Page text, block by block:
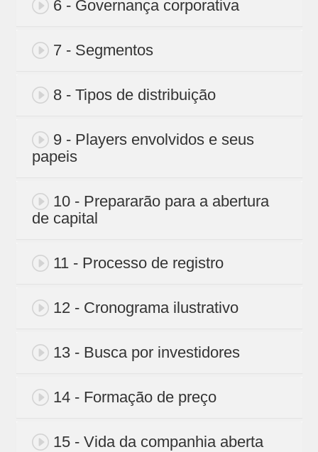
6 - Governança corporativa
7 - Segmentos
8 - Tipos de distribuição
9 - Players envolvidos e seus
papeis
10 - Prepararão para a abertura
de capital
11 - Processo de registro
12 - Cronograma ilustrativo
13 - Busca por investidores
14 - Formação de preço
15 - Vida da companhia aberta